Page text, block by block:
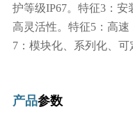
护等级IP67。特征3：安
高灵活性。特征5：高
7：模块化、系列化、可
产品参数